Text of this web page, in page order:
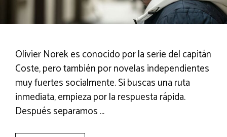
Olivier Norek es conocido por la serie del capitán
Coste, pero también por novelas independientes
muy fuertes socialmente. Si buscas una ruta
inmediata, empieza por la respuesta rápida.
Después separamos …